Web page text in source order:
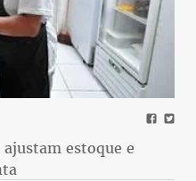
estoque e